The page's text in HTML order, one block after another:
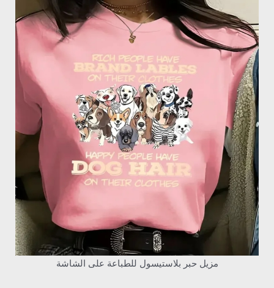
مزيل حبر بلاستيسول للطباعة على الشاشة